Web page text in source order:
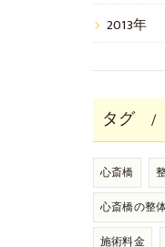
2013年
タグ
心斎橋
心斎橋の整
施術料金